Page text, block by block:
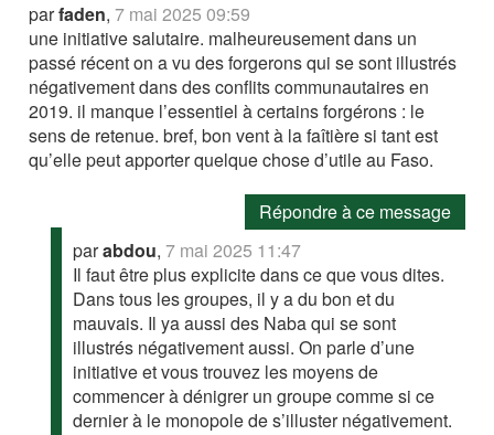
parfaden,7 mai 2025 09:59
une initiative salutaire. malheureusement dans un
passé récent on a vu des forgerons qui se sont illustrés
négativement dans des conflits communautaires en
2019. il manque l’essentiel à certains forgérons : le
sens de retenue. bref, bon vent à la faîtière si tant est
qu’elle peut apporter quelque chose d’utile au Faso.
Répondre à ce message
parabdou,7 mai 2025 11:47
Il faut être plus explicite dans ce que vous dites.
Dans tous les groupes, il y a du bon et du
mauvais. Il ya aussi des Naba qui se sont
illustrés négativement aussi. On parle d’une
initiative et vous trouvez les moyens de
commencer à dénigrer un groupe comme si ce
dernier à le monopole de s’illuster négativement.